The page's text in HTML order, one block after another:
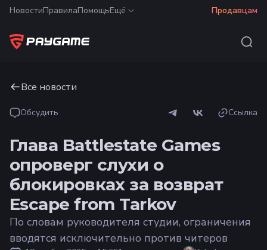
НовостиПравилаПомощьЕщё Продавцам
Все новости
Обсудить Ссылка
Глава Battlestate Games
опроверг слухи о
блокировках за возврат
Escape from Tarkov
По словам руководителя студии, ограничения
вводятся исключительно против читеров